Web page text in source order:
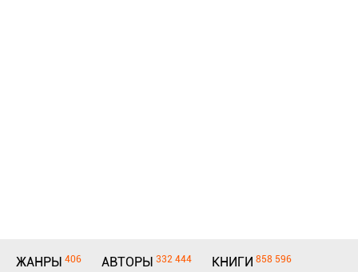
ЖАНРЫ 406 АВТОРЫ 332 444 КНИГИ 858 596